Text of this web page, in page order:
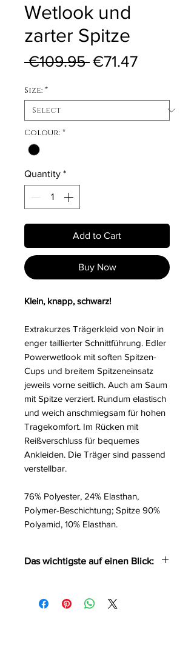
Wetlook und
zarter Spitze
€109.95 Regular Price
€71.47Sale
Size: *
Colour: *
Quantity *
Add to Cart
Buy Now
Klein, knapp, schwarz!
Extrakurzes Trägerkleid von Noir in
enger taillierter Schnittführung. Edler
Powerwetlook mit soften Spitzen-
Cups und breitem Spitzeneinsatz
jeweils vorne seitlich. Auch am Saum
mit Spitze verziert. Rundum elastisch
und weich anschmiegsam für hohen
Tragekomfort. Im Rücken mit
Reißverschluss für bequemes
Ankleiden. Die Träger sind passend
verstellbar.
76% Polyester, 24% Elasthan,
Polymer-Beschichtung; Spitze 90%
Polyamid, 10% Elasthan.
Das wichtigste auf einen Blick:
Minikleid